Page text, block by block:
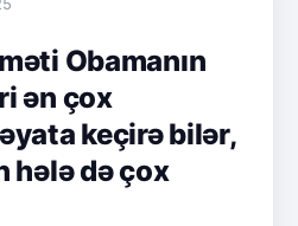
Obamanın
ən çox
keçirə bilər,
hələ də çox